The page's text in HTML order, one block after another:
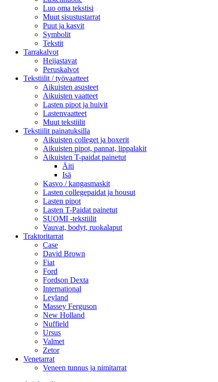
Luo oma tekstisi
Muut sisustustarrat
Puut ja kasvit
Symbolit
Tekstit
Tarrakalvot
Heijastavat
Peruskalvot
Tekstiilit / työvaatteet
Aikuisten asusteet
Aikuisten vaatteet
Lasten pipot ja huivit
Lastenvaatteet
Muut tekstiilit
Tekstiilit painatuksilla
Aikuisten colleget ja boxerit
Aikuisten pipot, pannat, lippalakit
Aikuisten T-paidat painetut
Äiti
Isä
Kasvo / kangasmaskit
Lasten collegepaidat ja housut
Lasten pipot
Lasten T-Paidat painetut
SUOMI -tekstiilit
Vauvat, bodyt, ruokalaput
Traktoritarrat
Case
David Brown
Fiat
Ford
Fordson Dexta
International
Leyland
Massey Ferguson
New Holland
Nuffield
Ursus
Valmet
Zetor
Venetarrat
Veneen tunnus ja nimitarrat